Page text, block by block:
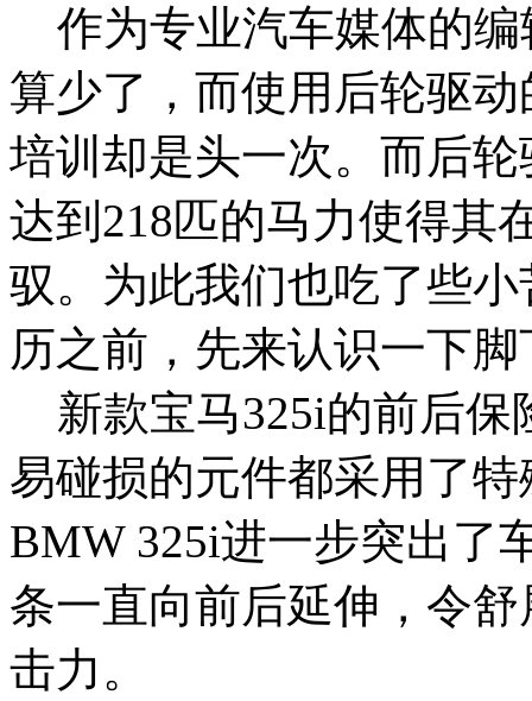
作为专业汽车媒体的编
算少了，而使用后轮驱
培训却是头一次。而后
达到218匹的马力使得其
驭。为此我们也吃了些
历之前，先来认识一下
新款宝马325i的前后保
易碰损的元件都采用了
BMW 325i进一步突出了
条一直向前后延伸，令
击力。